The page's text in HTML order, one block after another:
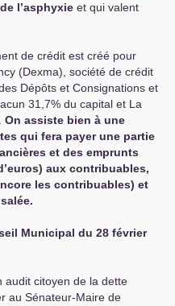
l’asphyxie et qui valent
de crédit est créé pour
(Dexma), société de crédit
Dépôts et Consignations et
31,7% du capital et La
On assiste bien à une
qui fera payer une partie
et des emprunts
aux contribuables,
les contribuables) et
Municipal du 28 février
audit citoyen de la dette
au Sénateur-Maire de